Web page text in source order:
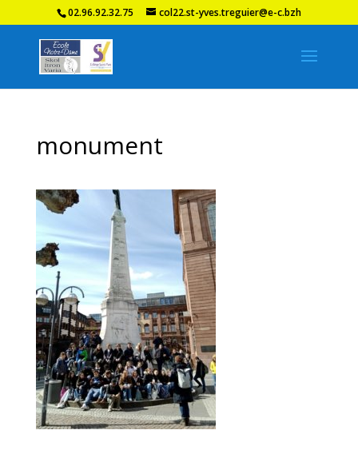
02.96.92.32.75 col22.st-yves.treguier@e-c.bzh
monument